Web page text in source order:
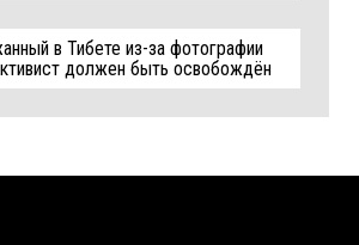
в Тибете из-за фотографии
должен быть освобождён